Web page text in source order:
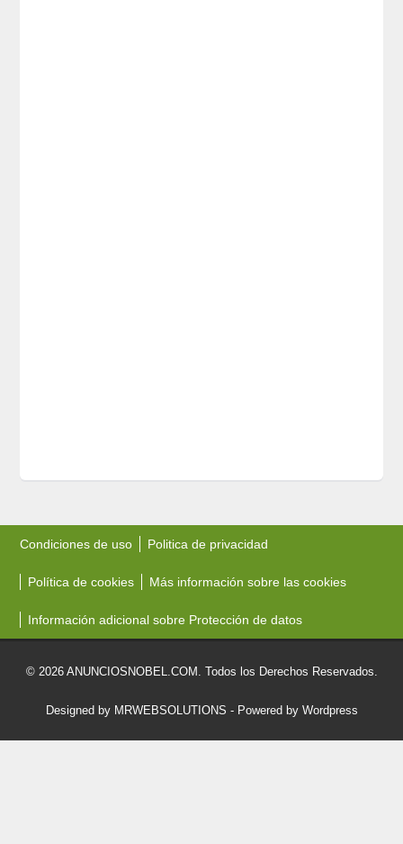
Condiciones de uso Politica de privacidad
Política de cookies Más información sobre las cookies
Información adicional sobre Protección de datos
© 2026 ANUNCIOSNOBEL.COM. Todos los Derechos Reservados.
Designed by MRWEBSOLUTIONS - Powered by Wordpress